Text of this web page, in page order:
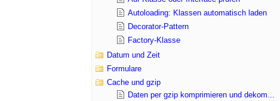
Autoloading: Klassen automatisch laden
Decorator-Pattern
Factory-Klasse
Datum und Zeit
Formulare
Cache und gzip
Daten per gzip komprimieren und dekom...